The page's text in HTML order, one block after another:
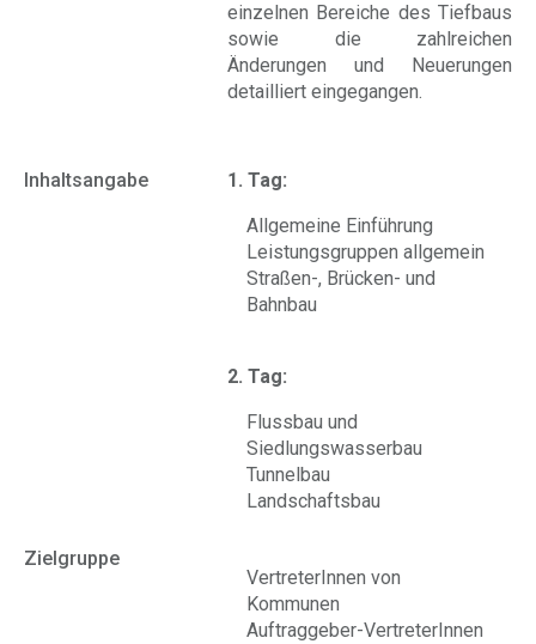
einzelnen Bereiche des Tiefbaus
sowie die zahlreichen
Änderungen und Neuerungen
detailliert eingegangen.
Inhaltsangabe
1. Tag:
Allgemeine Einführung
Leistungsgruppen allgemein
Straßen-, Brücken- und
Bahnbau
2. Tag:
Flussbau und
Siedlungswasserbau
Tunnelbau
Landschaftsbau
Zielgruppe
VertreterInnen von
Kommunen
Auftraggeber-VertreterInnen